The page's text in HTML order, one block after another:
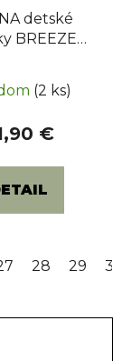
34 35
detské
BREEZE
(2 ks)
€
28 29